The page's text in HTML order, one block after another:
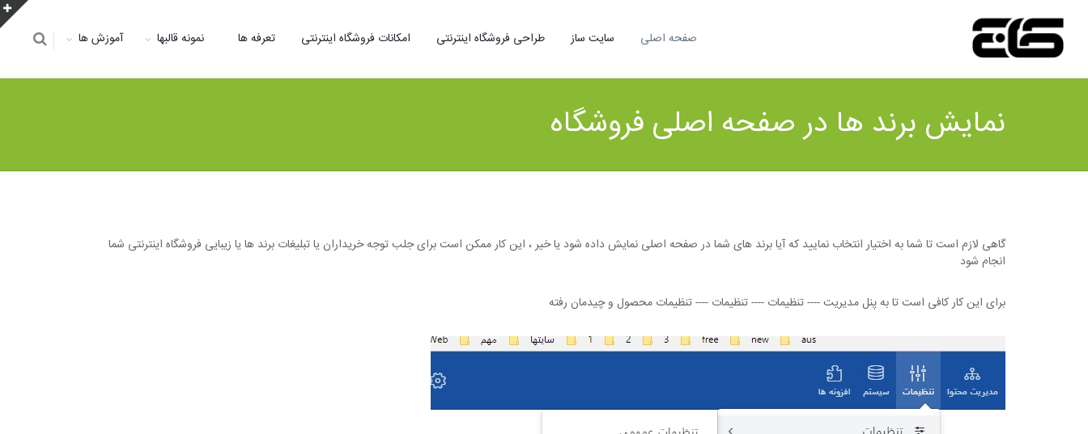
صفحه اصلی سایت ساز طراحی فروشگاه اینترنتی امکانات فروشگاه اینترنتی تعرفه ها نمونه قالبها آموزش ها
نمایش برند ها در صفحه اصلی فروشگاه
گاهی لازم است تا شما به اختیار انتخاب نمایید که آیا برند های شما در صفحه اصلی نمایش داده شود یا خیر ، این کار ممکن است برای جلب توجه خریداران یا تبلیغات برند ها یا زیبایی فروشگاه اینترنتی شما
انجام شود
برای این کار کافی است تا به پنل مدیریت ---- تنظیمات ---- تنظیمات ---- تنظیمات محصول و چیدمان رفته